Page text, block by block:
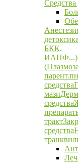
БКК,
ИАПФ...)
средства
мази
средства
тракт
средства